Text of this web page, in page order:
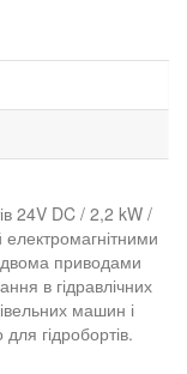
24V DC / 2,2 kW /
двома приводами
в гідравлічних
машин і
гідробортів.